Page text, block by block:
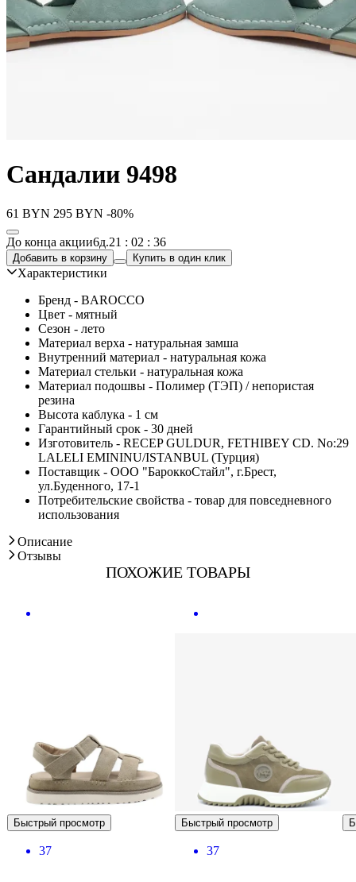
Сандалии 9498
61 BYN 295 BYN -80%
До конца акции6д.21 : 02 : 36
Добавить в корзину Купить в один клик
Характеристики
Бренд - BAROCCO
Цвет - мятный
Сезон - лето
Материал верха - натуральная замша
Внутренний материал - натуральная кожа
Материал стельки - натуральная кожа
Материал подошвы - Полимер (ТЭП) / непористая
резина
Высота каблука - 1 см
Гарантийный срок - 30 дней
Изготовитель - RECEP GULDUR, FETHIBEY CD. No:29
LALELI EMININU/ISTANBUL (Турция)
Поставщик - ООО "БароккоСтайл", г.Брест,
ул.Буденного, 17-1
Потребительские свойства - товар для повседневного
использования
Описание
Отзывы
ПОХОЖИЕ ТОВАРЫ
Быстрый просмотр
37
Быстрый просмотр
37